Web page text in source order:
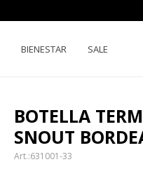
BIENESTAR SALE
BOTELLA
SNOUT
631001-33